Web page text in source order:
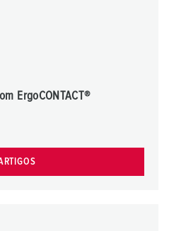
ErgoCONTACT®